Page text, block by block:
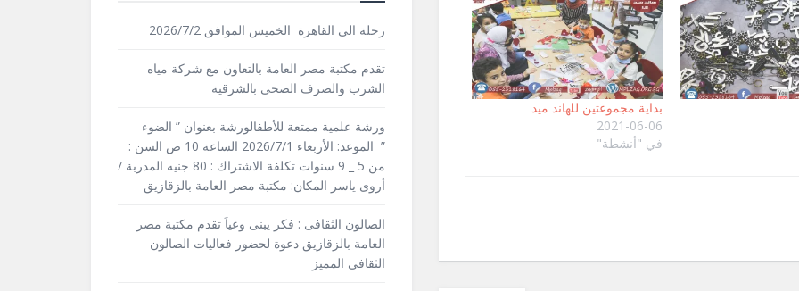
بداية مجموعتين للهاند ميد
2021-06-06
في "أنشطة"
رحلة الى القاهرة الخميس الموافق 2026/7/2
تقدم مكتبة مصر العامة بالتعاون مع شركة مياه
الشرب والصرف الصحى بالشرقية
ورشة علمية ممتعة للأطفالورشة بعنوان ” الضوء
” الموعد: الأربعاء 2026/7/1 الساعة 10 ص السن :
من 5 _ 9 سنوات تكلفة الاشتراك : 80 جنيه المدربة /
أروى ياسر المكان: مكتبة مصر العامة بالزقازيق
الصالون الثقافى : فكر يبنى وعياَ تقدم مكتبة مصر
العامة بالزقازيق دعوة لحضور فعاليات الصالون
الثقافى المميز